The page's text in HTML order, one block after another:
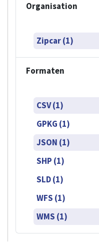
Organisation
Zipcar (1)
Formaten
CSV (1)
GPKG (1)
JSON (1)
SHP (1)
SLD (1)
WFS (1)
WMS (1)